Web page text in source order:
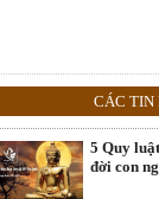
CÁC TIN
5 Quy
đời con